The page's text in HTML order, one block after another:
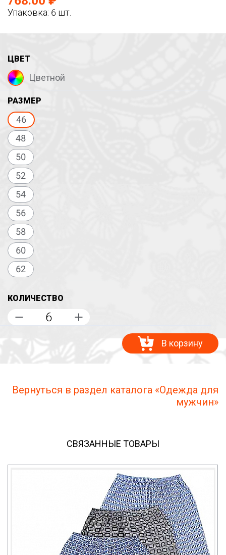
Упаковка: 6 шт.
ЦВЕТ
Цветной
РАЗМЕР
46
48
50
52
54
56
58
60
62
КОЛИЧЕСТВО
В корзину
Вернуться в раздел каталога «Одежда для
мужчин»
СВЯЗАННЫЕ ТОВАРЫ